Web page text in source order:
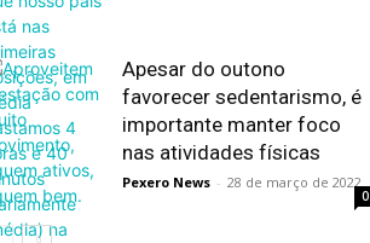
Apesar do outono
favorecer sedentarismo, é
importante manter foco
nas atividades físicas
Pexero News - 28 de março de 2022
0